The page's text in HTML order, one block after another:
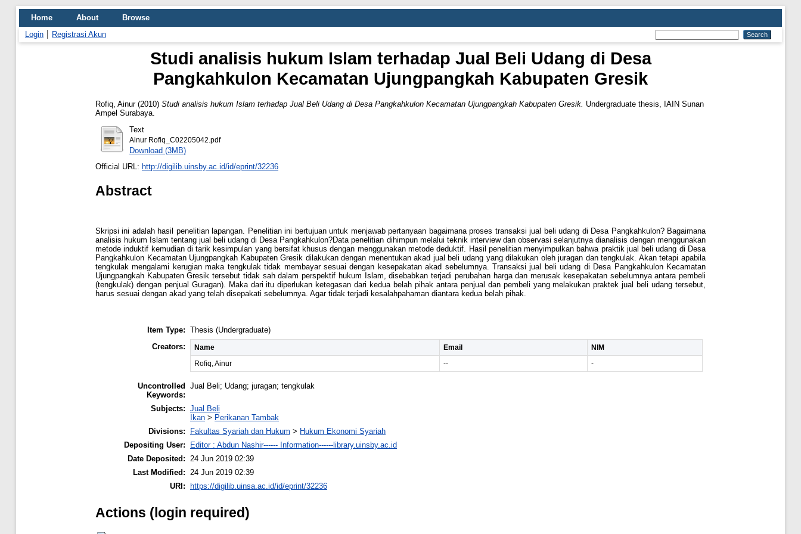
Home About
Browse
Login
Registrasi Akun
Studi analisis hukum Islam terhadap Jual Beli Udang di Desa
Pangkahkulon Kecamatan Ujungpangkah Kabupaten Gresik
Rofiq, Ainur(2010) Studi analisis hukum Islam terhadap Jual Beli Udang di Desa Pangkahkulon Kecamatan Ujungpangkah Kabupaten Gresik. Undergraduate thesis, IAIN Sunan
Ampel Surabaya.
Text
Ainur Rofiq_C02205042.pdf
Download (3MB)
Official URL: http://digilib.uinsby.ac.id/id/eprint/32236
Abstract
Skripsi ini adalah hasil penelitian lapangan. Penelitian ini bertujuan untuk menjawab pertanyaan bagaimana proses transaksi jual beli udang di Desa Pangkahkulon? Bagaimana
analisis hukum Islam tentang jual beli udang di Desa Pangkahkulon?Data penelitian dihimpun melalui teknik interview dan observasi selanjutnya dianalisis dengan menggunakan
metode induktif kemudian di tarik kesimpulan yang bersifat khusus dengan menggunakan metode deduktif. Hasil penelitian menyimpulkan bahwa praktik jual beli udang di Desa
Pangkahkulon Kecamatan Ujungpangkah Kabupaten Gresik dilakukan dengan menentukan akad jual beli udang yang dilakukan oleh juragan dan tengkulak. Akan tetapi apabila
tengkulak mengalami kerugian maka tengkulak tidak membayar sesuai dengan kesepakatan akad sebelumnya. Transaksi jual beli udang di Desa Pangkahkulon Kecamatan
Ujungpangkah Kabupaten Gresik tersebut tidak sah dalam perspektif hukum Islam, disebabkan terjadi perubahan harga dan merusak kesepakatan sebelumnya antara pembeli
(tengkulak) dengan penjual Guragan). Maka dari itu diperlukan ketegasan dari kedua belah pihak antara penjual dan pembeli yang melakukan praktek jual beli udang tersebut,
harus sesuai dengan akad yang telah disepakati sebelumnya. Agar tidak terjadi kesalahpahaman diantara kedua belah pihak.
Item Type: Thesis (Undergraduate)
Creators:
Name Email
NIM
Rofiq, Ainur
-- -
Uncontrolled
Keywords:
Jual Beli; Udang; juragan; tengkulak
Subjects: Jual Beli
Ikan > Perikanan Tambak
Divisions:
Fakultas Syariah dan Hukum > Hukum Ekonomi Syariah
Depositing User:
Editor : Abdun Nashir------ Information------library.uinsby.ac.id
Date Deposited: 24 Jun 2019 02:39
Last Modified: 24 Jun 2019 02:39
URI:
https://digilib.uinsa.ac.id/id/eprint/32236
Actions (login required)